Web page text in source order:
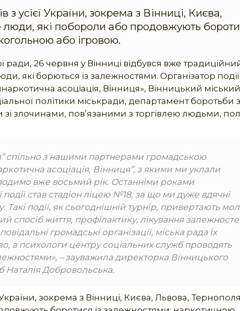
з усієї України, зокрема з Вінниці, Києва,
які побороли або продовжують
або ігровою.
ради, 26 червня у Вінниці відбувся вже
які борються із залежностями. Організатор
асоціація, Вінниця», Вінницький міський
політики міськради, департамент боротьби з
злочинами, пов’язаними з торгівлею людьми,
спільно з нашими партнерами громадською
асоціація, Вінниця”, з якими ми уклали
вже восьмий рік. Останніми роками
став стадіон ліцею №18, за що ми дуже вдячні
Такі події, як сьогоднішній турнір, привертають
спосіб життя, профілактику, лікування
громадські організації, міська рада їх
а психологи центру соціальних служб проводять
– зауважила директорка Вінницького
Наталія Добровольська.
України, зокрема з Вінниці, Києва, Львова,